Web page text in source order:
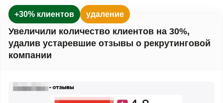
+30% клиентов удаление
Увеличили количество клиентов на 30%,
удалив устаревшие отзывы о рекрутинговой
компании